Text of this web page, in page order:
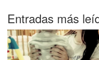
Entradas más